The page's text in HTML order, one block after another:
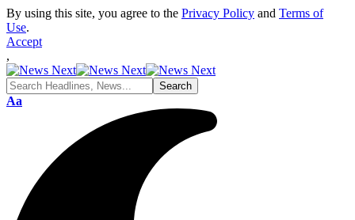
By using this site, you agree to the Privacy Policy and Terms of
Use.
Accept
,
Font
Aa